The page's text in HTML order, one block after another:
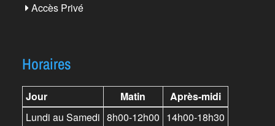
Accès Privé
Horaires
Jour Matin
Après-midi
Lundi au Samedi 8h00-12h00 14h00-18h30